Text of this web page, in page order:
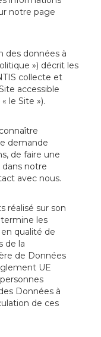
notre page
des données à
») décrit les
collecte et
accessible
le Site »).
demande
de faire une
notre
avec nous.
réalisé sur son
les
qualité de
de la
de Données
UE
Données à
de ces